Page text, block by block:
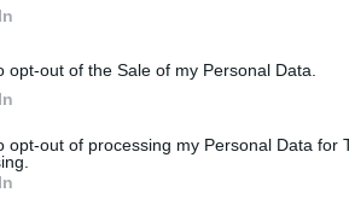
opt-out of the Sale of my Personal Data.
opt-out of processing my Personal Data for
σχέσεων μία αποδοτική και
εκπομπές ρύπων που
εμπειρία Ford στο «The